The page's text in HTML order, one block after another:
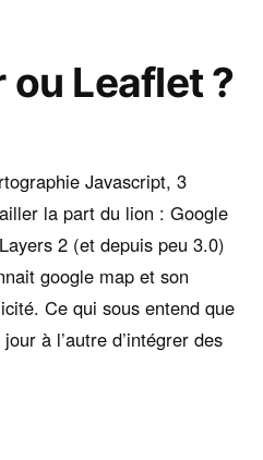
en
javascript
ou Leaflet ?
Javascript, 3
la part du lion : Google
2 (et depuis peu 3.0)
google map et son
Ce qui sous entend que
à l’autre d’intégrer des